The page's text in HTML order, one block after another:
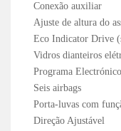
Conexão auxiliar
Ajuste de altura do
Eco Indicator Drive
Vidros dianteiros
Programa
Seis airbags
Porta-luvas com
Direção Ajustável